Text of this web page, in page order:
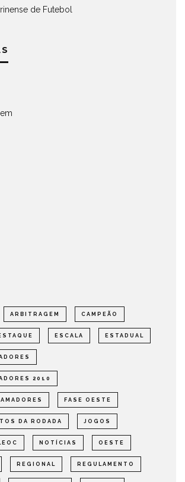
de Futebol
ARBITRAGEM CAMPEÃO
ESCALA ESTADUAL
2010
FASE OESTE
DA RODADA JOGOS
NOTÍCIAS OESTE
REGIONAL REGULAMENTO